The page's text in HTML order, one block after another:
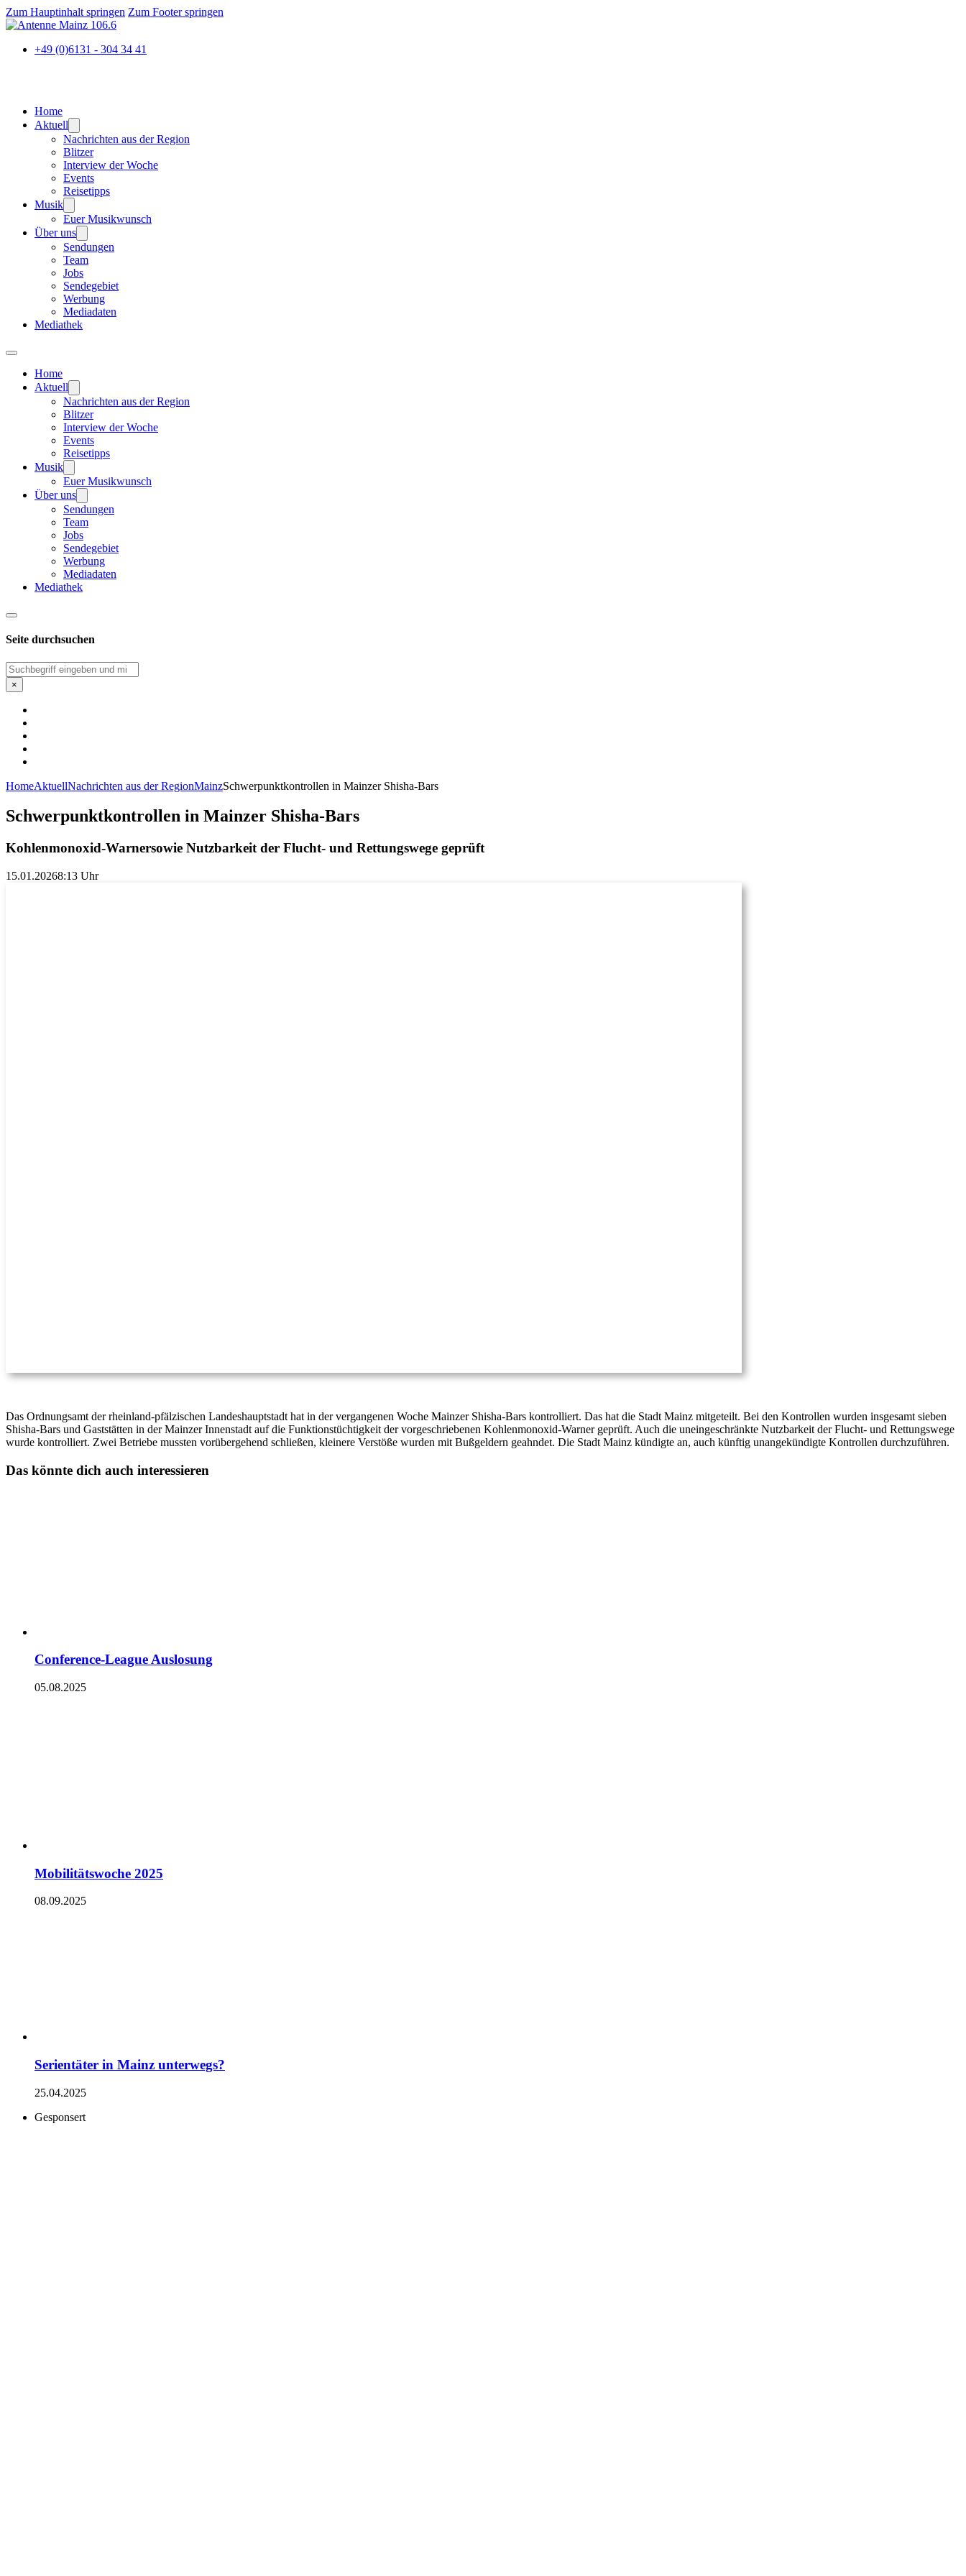
Zum Hauptinhalt springen Zum Footer springen
+49 (0)6131 - 304 34 41
Home
Aktuell
Nachrichten aus der Region
Blitzer
Interview der Woche
Events
Reisetipps
Musik
Euer Musikwunsch
Über uns
Sendungen
Team
Jobs
Sendegebiet
Werbung
Mediadaten
Mediathek
Home
Aktuell
Nachrichten aus der Region
Blitzer
Interview der Woche
Events
Reisetipps
Musik
Euer Musikwunsch
Über uns
Sendungen
Team
Jobs
Sendegebiet
Werbung
Mediadaten
Mediathek
Seite durchsuchen
Suchen
×
HomeAktuellNachrichten aus der RegionMainzSchwerpunktkontrollen in Mainzer Shisha-Bars
Schwerpunktkontrollen in Mainzer Shisha-Bars
Kohlenmonoxid-Warnersowie Nutzbarkeit der Flucht- und Rettungswege geprüft
15.01.20268:13 Uhr
Das Ordnungsamt der rheinland-pfälzischen Landeshauptstadt hat in der vergangenen Woche Mainzer Shisha-Bars kontrolliert. Das hat die Stadt Mainz mitgeteilt. Bei den Kontrollen wurden insgesamt sieben
Shisha-Bars und Gaststätten in der Mainzer Innenstadt auf die Funktionstüchtigkeit der vorgeschriebenen Kohlenmonoxid-Warner geprüft. Auch die uneingeschränkte Nutzbarkeit der Flucht- und Rettungswege
wurde kontrolliert. Zwei Betriebe mussten vorübergehend schließen, kleinere Verstöße wurden mit Bußgeldern geahndet. Die Stadt Mainz kündigte an, auch künftig unangekündigte Kontrollen durchzuführen.
Das könnte dich auch interessieren
Conference-League Auslosung
05.08.2025
Mobilitätswoche 2025
08.09.2025
Serientäter in Mainz unterwegs?
25.04.2025
Gesponsert